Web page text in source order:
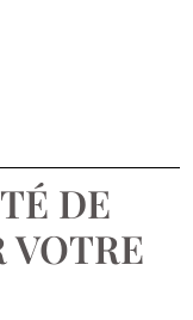
DE
VOTRE